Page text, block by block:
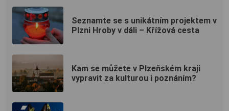
Seznamte se s unikátním projektem v
Plzni Hroby v dáli – Křížová cesta
Kam se můžete v Plzeňském kraji
vypravit za kulturou i poznáním?